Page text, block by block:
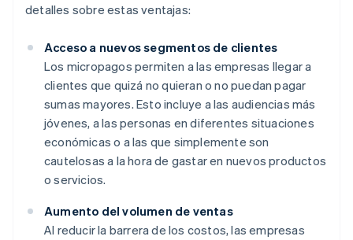
detalles sobre estas ventajas:
Acceso a nuevos segmentos de clientes
Los micropagos permiten a las empresas llegar a
clientes que quizá no quieran o no puedan pagar
sumas mayores. Esto incluye a las audiencias más
jóvenes, a las personas en diferentes situaciones
económicas o a las que simplemente son
cautelosas a la hora de gastar en nuevos productos
o servicios.
Aumento del volumen de ventas
Al reducir la barrera de los costos, las empresas